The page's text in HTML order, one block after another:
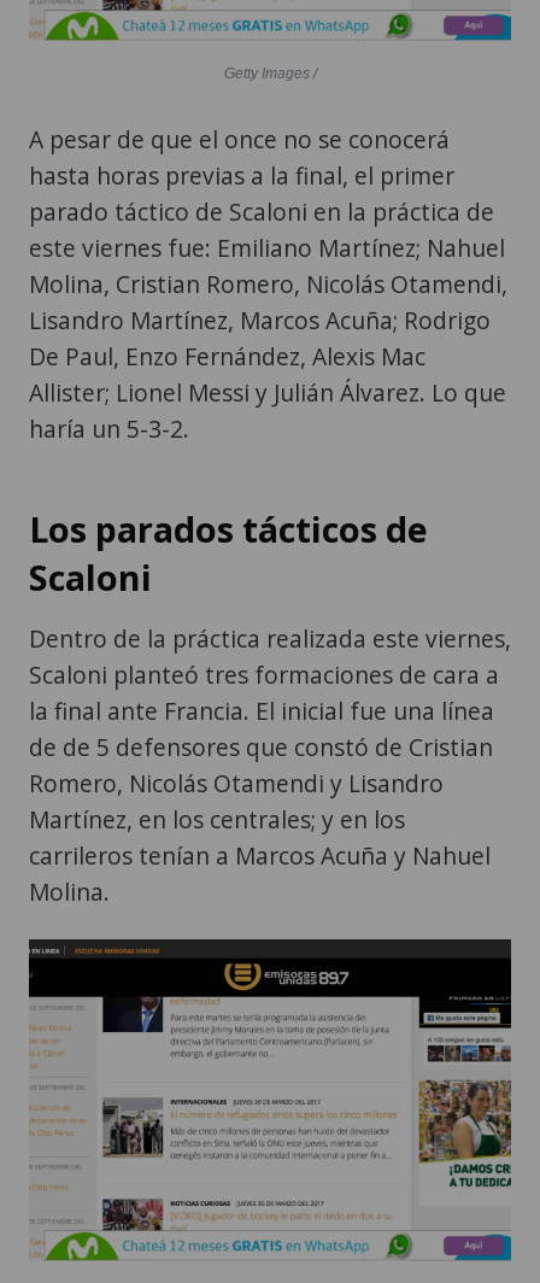
Getty Images /
A pesar de que el once no se conocerá
hasta horas previas a la final, el primer
parado táctico de Scaloni en la práctica de
este viernes fue: Emiliano Martínez; Nahuel
Molina, Cristian Romero, Nicolás Otamendi,
Lisandro Martínez, Marcos Acuña; Rodrigo
De Paul, Enzo Fernández, Alexis Mac
Allister; Lionel Messi y Julián Álvarez. Lo que
haría un 5-3-2.
Los parados tácticos de
Scaloni
Dentro de la práctica realizada este viernes,
Scaloni planteó tres formaciones de cara a
la final ante Francia. El inicial fue una línea
de de 5 defensores que constó de Cristian
Romero, Nicolás Otamendi y Lisandro
Martínez, en los centrales; y en los
carrileros tenían a Marcos Acuña y Nahuel
Molina.